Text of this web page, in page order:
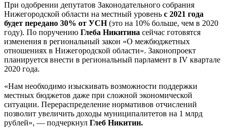
При одобрении депутатов Законодательного собрания
Нижегородской области на местный уровень с 2021 года
будет передано 30% от УСН(это на 10% больше, чем в 2020
году). По поручению Глеба Никитина сейчас готовятся
изменения в региональный закон «О межбюджетных
отношениях в Нижегородской области». Законопроект
планируется внести в региональный парламент в IV квартале
2020 года.
«Нам необходимо изыскивать возможности поддержки
местных бюджетов даже при сложной экономической
ситуации. Перераспределение нормативов отчислений
позволит увеличить доходы муниципалитетов на 1 млрд
рублей», — подчеркнул Глеб Никитин.